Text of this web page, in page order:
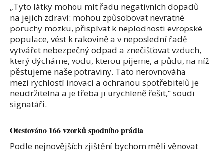
„Tyto látky mohou mít řadu negativních dopadů
na jejich zdraví: mohou způsobovat nevratné
poruchy mozku, přispívat k neplodnosti evropské
populace, vést k rakovině a v neposlední řadě
vytvářet nebezpečný odpad a znečišťovat vzduch,
který dýcháme, vodu, kterou pijeme, a půdu, na níž
pěstujeme naše potraviny. Tato nerovnováha
mezi rychlostí inovací a ochranou spotřebitelů je
neudržitelná a je třeba ji urychleně řešit,“ soudí
signatáři.
Otestováno 166 vzorků spodního prádla
Podle nejnovějších zjištění bychom měli věnovat